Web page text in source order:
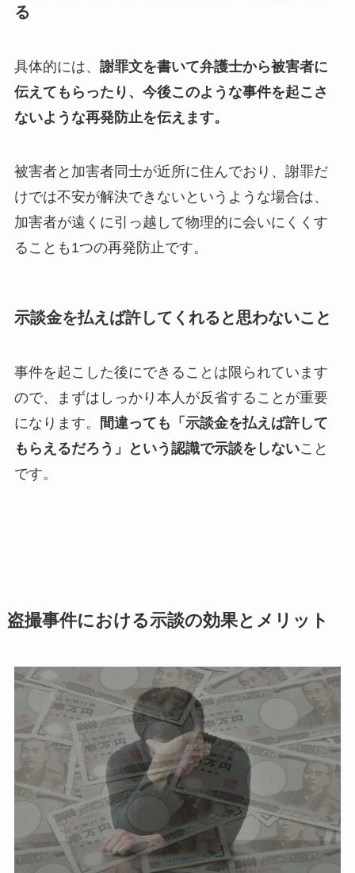
る
具体的には、 謝罪文を書いて弁護士から被害者に
伝えてもらったり、今後このような事件を起こさ
ないような再発防止を伝えます。
被害者と加害者同士が近所に住んでおり、謝罪だ
けでは不安が解決できないというような場合は、
加害者が遠くに引っ越して物理的に会いにくくす
ることも1つの再発防止です。
示談金を払えば許してくれると思わないこと
事件を起こした後にできることは限られています
ので、まずはしっかり本人が反省することが重要
になります。
間違っても「示談金を払えば許して
もらえるだろう」という認識で示談をしないこと
です。
盗撮事件における示談の効果とメリット